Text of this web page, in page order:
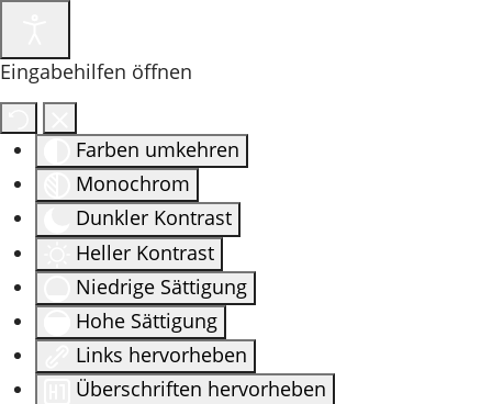
Eingabehilfen öffnen
Farben umkehren
Monochrom
Dunkler Kontrast
Heller Kontrast
Niedrige Sättigung
Hohe Sättigung
Links hervorheben
Überschriften hervorheben